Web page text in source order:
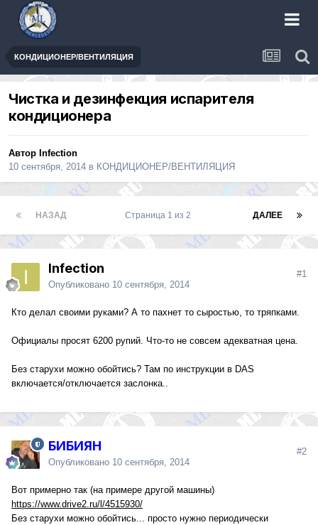
КОНДИЦИОНЕР/ВЕНТИЛЯЦИЯ
Чистка и дезинфекция испарителя
кондиционера
Автор Infection
10 сентября, 2014 в КОНДИЦИОНЕР/ВЕНТИЛЯЦИЯ
НАЗАД ДАЛЕЕ
Страница 1 из 2
Infection
Опубликовано 10 сентября, 2014
#1
Кто делал своими руками? А то пахнет то сыростью, то тряпками.
Официалы просят 6200 рупий. Что-то не совсем адекватная цена.
Без старухи можно обойтись? Там по инструкции в DAS
включается/отключается заслонка..
БИБИЯН
Опубликовано 10 сентября, 2014
#2
Вот примерно так (на примере другой машины)
https://www.drive2.ru/l/4515930/
Без старухи можно обойтись... просто нужно периодически